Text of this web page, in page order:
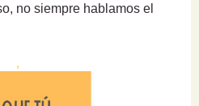
no siempre hablamos el